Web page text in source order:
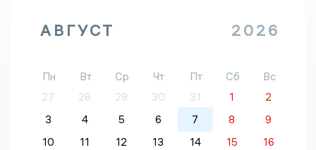
АВГУСТ 2026
Пн Вт Ср Чт Пт Сб
Вс
27
28 29 30 31 1
2
3
4 5 6 7 8
9
10
11 12 13 14 15
16